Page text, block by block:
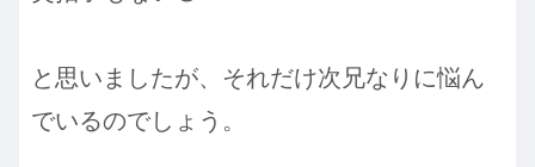
と思いましたが、それだけ次兄なりに悩ん
でいるのでしょう。